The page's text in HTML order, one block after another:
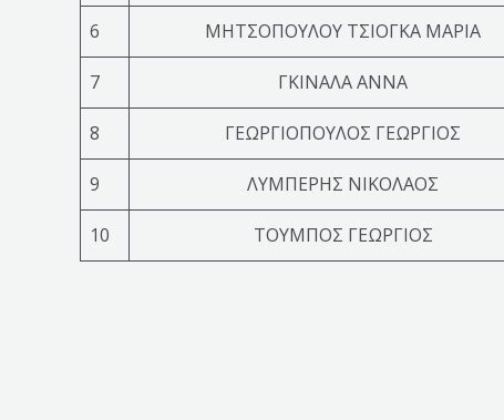
6 ΜΗΤΣΟΠΟΥΛΟΥ ΤΣΙΟΓΚΑ ΜΑΡΙΑ
7 ΓΚΙΝΑΛΑ ΑΝΝΑ
8 ΓΕΩΡΓΙΟΠΟΥΛΟΣ ΓΕΩΡΓΙΟΣ
9 ΛΥΜΠΕΡΗΣ ΝΙΚΟΛΑΟΣ
10 ΤΟΥΜΠΟΣ ΓΕΩΡΓΙΟΣ